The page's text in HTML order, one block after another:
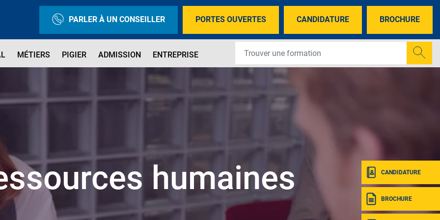
PARLER À UN CONSEILLER PORTES OUVERTES CANDIDATURE BROCHURE
MÉTIERS PIGIER ADMISSION ENTREPRISE
CANDIDATURE
BROCHURE
humaines